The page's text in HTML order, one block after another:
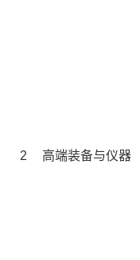
2 高端装备与仪器